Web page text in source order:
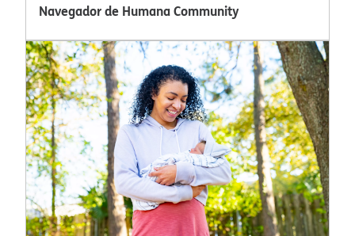
Navegador de Humana Community​​